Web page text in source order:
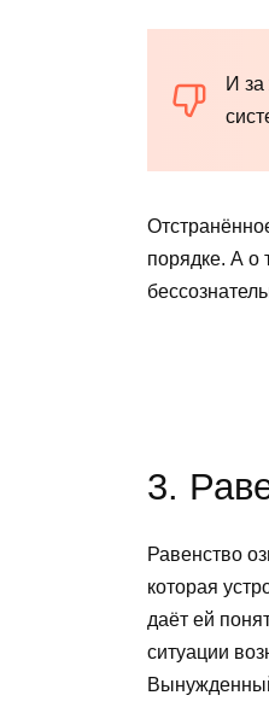
И за
порядке. А о
3.
Равенство
которая
даёт ей
ситуации